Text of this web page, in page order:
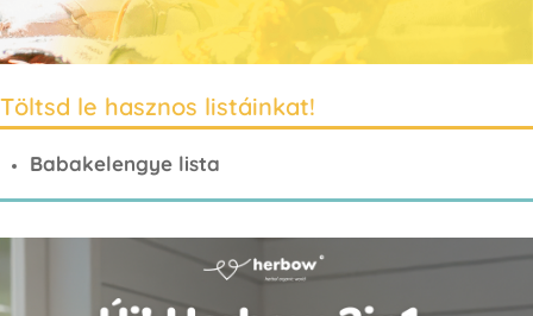
Töltsd le hasznos listáinkat!
Babakelengye lista